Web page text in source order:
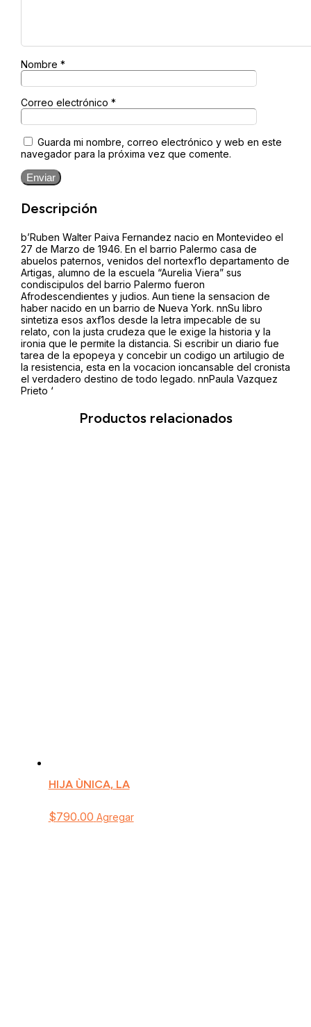
Nombre *
Correo electrónico *
Guarda mi nombre, correo electrónico y web en este
navegador para la próxima vez que comente.
Enviar
Descripción
b’Ruben Walter Paiva Fernandez nacio en Montevideo el
27 de Marzo de 1946. En el barrio Palermo casa de
abuelos paternos, venidos del nortexf1o departamento de
Artigas, alumno de la escuela “Aurelia Viera” sus
condiscipulos del barrio Palermo fueron
Afrodescendientes y judios. Aun tiene la sensacion de
haber nacido en un barrio de Nueva York. nnSu libro
sintetiza esos axf1os desde la letra impecable de su
relato, con la justa crudeza que le exige la historia y la
ironia que le permite la distancia. Si escribir un diario fue
tarea de la epopeya y concebir un codigo un artilugio de
la resistencia, esta en la vocacion ioncansable del cronista
el verdadero destino de todo legado. nnPaula Vazquez
Prieto ‘
Productos relacionados
HIJA ÙNICA, LA
$790.00 Agregar